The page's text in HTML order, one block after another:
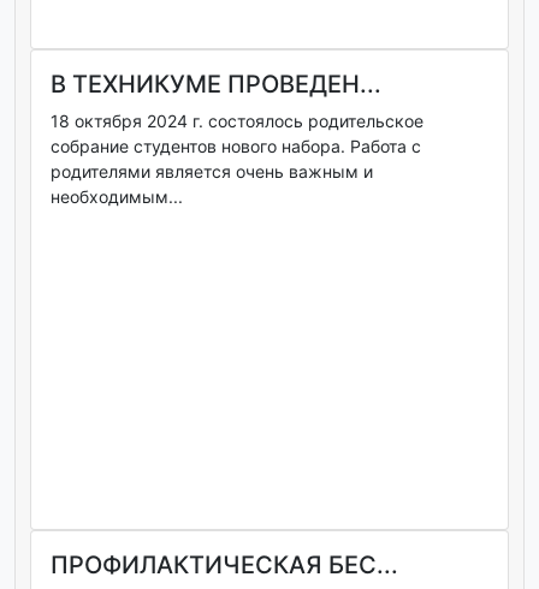
В ТЕХНИКУМЕ ПРОВЕДЕН...
18 октября 2024 г. состоялось родительское
собрание студентов нового набора. Работа с
родителями является очень важным и
необходимым...
ПРОФИЛАКТИЧЕСКАЯ БЕС...